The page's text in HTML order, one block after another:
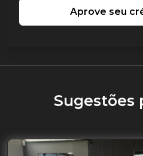
Aprove seu
Sugestões